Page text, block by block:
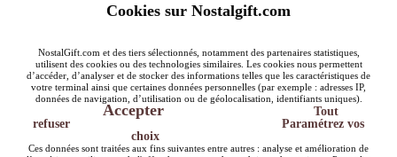
Cookies sur Nostalgift.com
NostalGift.com et des tiers sélectionnés, notamment des partenaires statistiques,
utilisent des cookies ou des technologies similaires. Les cookies nous permettent
d’accéder, d’analyser et de stocker des informations telles que les caractéristiques de
votre terminal ainsi que certaines données personnelles (par exemple : adresses IP,
données de navigation, d’utilisation ou de géolocalisation, identifiants uniques).
Accepter
Tout
refuser
Paramétrez vos
choix
Ces données sont traitées aux fins suivantes entre autres : analyse et amélioration de